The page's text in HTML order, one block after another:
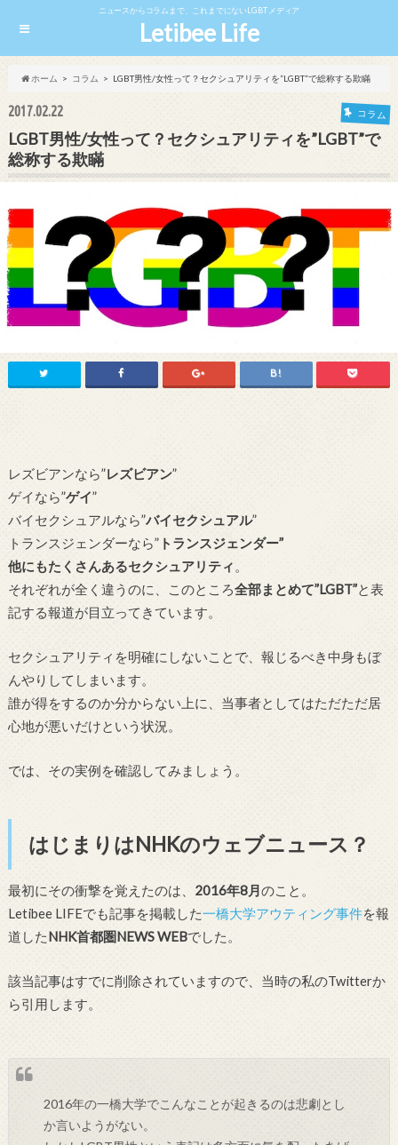
ニュースからコラムまで、これまでにないLGBTメディア
Letibee Life
ホーム コラム LGBT男性/女性って？セクシュアリティを”LGBT”で総称する欺瞞
2017.02.22 コラム
LGBT男性/女性って？セクシュアリティを”LGBT”で
総称する欺瞞
レズビアンなら”レズビアン”
ゲイなら”ゲイ”
バイセクシュアルなら”バイセクシュアル”
トランスジェンダーなら”トランスジェンダー”
他にもたくさんあるセクシュアリティ 。
それぞれが全く違うのに、このところ全部まとめて”LGBT”と表
記する報道が目立ってきています。
セクシュアリティを明確にしないことで、報じるべき中身もぼ
んやりしてしまいます。
誰が得をするのか分からない上に、当事者としてはただただ居
心地が悪いだけという状況。
では、その実例を確認してみましょう。
はじまりはNHKのウェブニュース？
最初にその衝撃を覚えたのは、 2016年8月 のこと。
Letibee LIFEでも記事を掲載した一橋大学アウティング事件を報
道したNHK首都圏NEWS WEBでした。
該当記事はすでに削除されていますので、当時の私のTwitterか
ら引用します。
2016年の一橋大学でこんなことが起きるのは悲劇とし
か言いようがない。